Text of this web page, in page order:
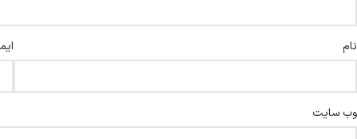
نام
وب‌ سایت